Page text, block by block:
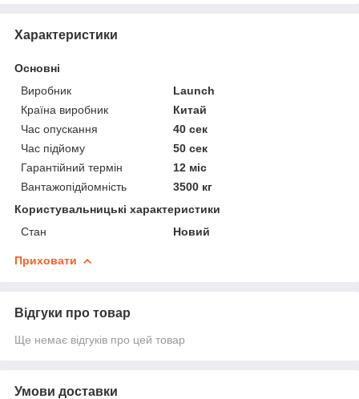
Характеристики
Основні
Виробник
Launch
Країна виробник
Китай
Час опускання
40 сек
Час підйому
50 сек
Гарантійний термін
12 міс
Вантажопідйомність
3500 кг
Користувальницькі характеристики
Стан
Новий
Приховати
Відгуки про товар
Ще немає відгуків про цей товар
Умови доставки